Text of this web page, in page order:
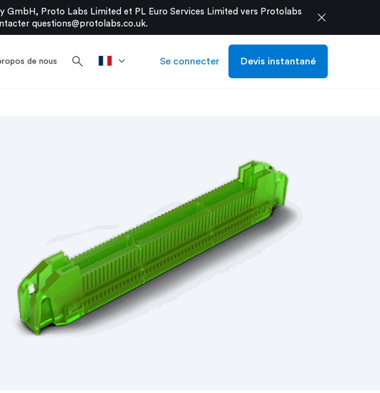
Proto Labs Limited et PL Euro Services Limited vers Protolabs
questions@protolabs.co.uk. close
de nous search Se connecter Devis instantané